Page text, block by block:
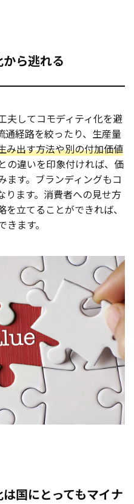
ら逃れる
夫してコモディティ化を避
通経路を絞ったり、生産量
み出す方法や別の付加価値
の違いを印象付ければ、価
ます。ブランディングもコ
ります。消費者への見せ方
立てることができれば、
ます。
国にとってもマイナ